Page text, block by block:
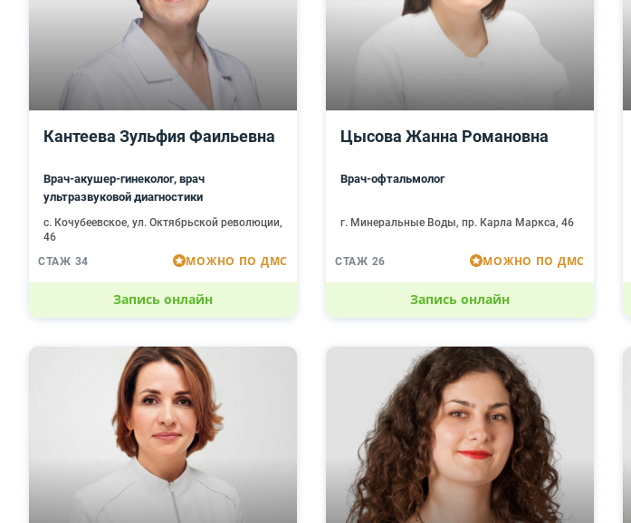
Кантеева Зульфия Фаильевна
Врач-акушер-гинеколог, врач
ультразвуковой диагностики
с. Кочубеевское, ул. Октябрьской революции,
46
СТАЖ 34
МОЖНО ПО ДМС
Запись онлайн
Цысова Жанна Романовна
Врач-офтальмолог
г. Минеральные Воды, пр. Карла Маркса, 46
СТАЖ 26 МОЖНО ПО ДМС
Запись онлайн